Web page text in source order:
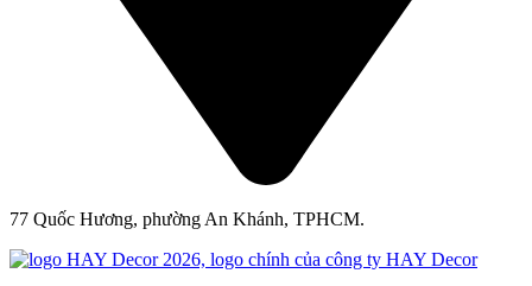
77 Quốc Hương, phường An Khánh, TPHCM.